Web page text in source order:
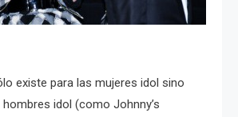
existe para las mujeres idol sino
idol (como Johnny’s